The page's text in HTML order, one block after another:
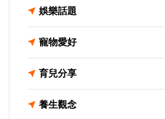
娛樂話題
寵物愛好
育兒分享
養生觀念